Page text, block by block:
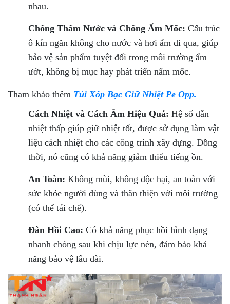
nhau.
Chống Thấm Nước và Chống Ẩm Mốc: Cấu trúc
ô kín ngăn không cho nước và hơi ẩm đi qua, giúp
bảo vệ sản phẩm tuyệt đối trong môi trường ẩm
ướt, không bị mục hay phát triển nấm mốc.
Tham khảo thêm Túi Xốp Bạc Giữ Nhiệt Pe Opp.
Cách Nhiệt và Cách Âm Hiệu Quả: Hệ số dẫn
nhiệt thấp giúp giữ nhiệt tốt, được sử dụng làm vật
liệu cách nhiệt cho các công trình xây dựng. Đồng
thời, nó cũng có khả năng giảm thiểu tiếng ồn.
An Toàn: Không mùi, không độc hại, an toàn với
sức khỏe người dùng và thân thiện với môi trường
(có thể tái chế).
Đàn Hồi Cao: Có khả năng phục hồi hình dạng
nhanh chóng sau khi chịu lực nén, đảm bảo khả
năng bảo vệ lâu dài.